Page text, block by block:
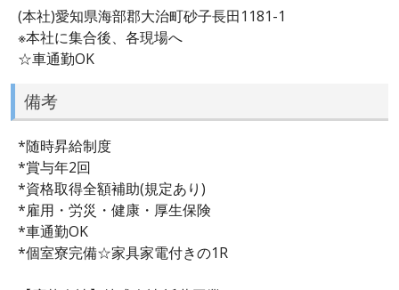
(本社)愛知県海部郡大治町砂子長田1181-1
※本社に集合後、各現場へ
☆車通勤OK
備考
*随時昇給制度
*賞与年2回
*資格取得全額補助(規定あり)
*雇用・労災・健康・厚生保険
*車通勤OK
*個室寮完備☆家具家電付きの1R